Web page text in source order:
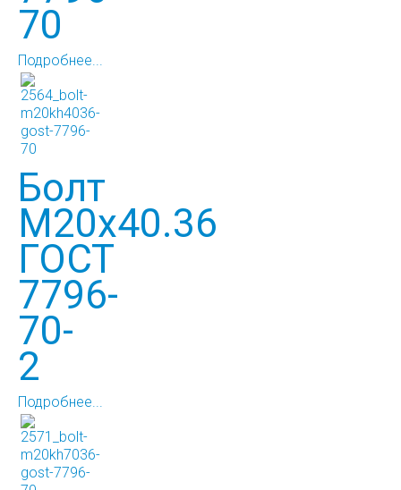
70
Подробнее...
Болт
М20х40.36
ГОСТ
7796-
70-
2
Подробнее...